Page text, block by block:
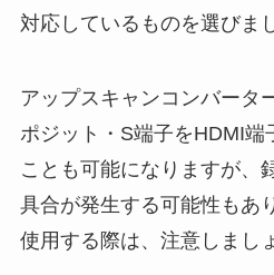
対応しているものを選びま
アップスキャンコンバータ
ポジット・S端子をHDMI端
ことも可能になりますが、
具合が発生する可能性もあ
使用する際は、注意しまし